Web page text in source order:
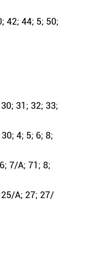
42; 44; 5; 50;
31; 32; 33;
4; 5; 6; 8;
7/А; 71; 8;
А; 27; 27/